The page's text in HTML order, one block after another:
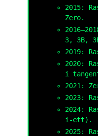
2015:
Zero.
3, 3B,
2019:
2020:
i
2021:
2023:
2024:
i-ett).
2025: